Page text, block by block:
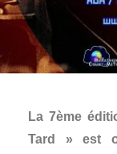
La 7ème
Tard » est